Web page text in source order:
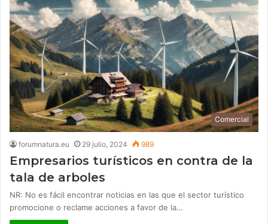
Comercial
forumnatura.eu 29 julio, 2024 989
Empresarios turísticos en contra de la
tala de arboles
NR: No es fácil encontrar noticias en las que el sector turístico
promocione o reclame acciones a favor de la…